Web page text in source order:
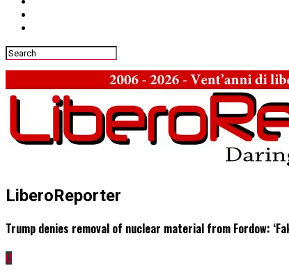
LiberoReporter
Trump denies removal of nuclear material from Fordow:
0